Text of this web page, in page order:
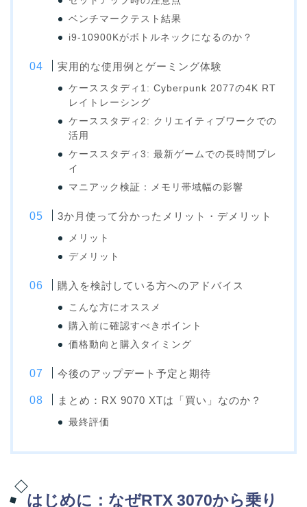
ベンチマークテスト結果
i9-10900Kがボトルネックになるのか？
実用的な使用例とゲーミング体験
ケーススタディ1: Cyberpunk 2077の4K RT
レイトレーシング
ケーススタディ2: クリエイティブワークでの
活用
ケーススタディ3: 最新ゲームでの長時間プレ
イ
マニアック検証：メモリ帯域幅の影響
3か月使って分かったメリット・デメリット
メリット
デメリット
購入を検討している方へのアドバイス
こんな方にオススメ
購入前に確認すべきポイント
価格動向と購入タイミング
今後のアップデート予定と期待
まとめ：RX 9070 XTは「買い」なのか？
最終評価
はじめに：なぜRTX 3070から乗り